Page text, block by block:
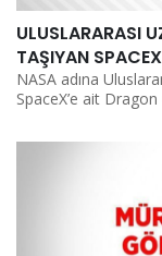
ULUSLARARASI
TAŞIYAN
NASA adına
SpaceX’e ait Dragon